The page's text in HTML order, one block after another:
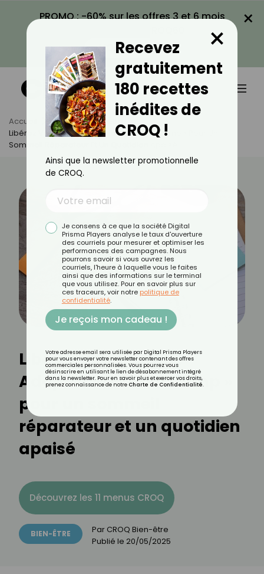
PROMO : -60% sur les offres 3 et 6 mois
VOIR LA PROMO
×
Accueil Actus
Bien-Être
Libérez Votre Esprit : Adoptez Le « Brain Dump » Pour Un
Sommeil Réparateur Et Un Quotidien Apaisé
Libérez votre esprit :
Adoptez le « brain dump »
pour un sommeil
réparateur et un quotidien
apaisé
Découvrez les 11 menus CROQ
BIEN-ÊTRE Par CROQ Bien-être
Publié le 20/05/2025
Recevez
gratuitement
180 recettes
inédites de
CROQ !
×
Ainsi que la newsletter promotionnelle
de CROQ.
Je consens à ce que la société Digital
Prisma Players analyse le taux d'ouverture
des courriels pour mesurer et optimiser les
performances des campagnes. Nous
pourrons savoir si vous ouvrez les
courriels, l'heure à laquelle vous le faites
ainsi que des informations sur le terminal
que vous utilisez. Pour en savoir plus sur
ces traceurs, voir notre politique de
confidentialité.
Je reçois mon cadeau !
Votre adresse email sera utilisée par Digital Prisma Players
pour vous envoyer votre newsletter contenant des offres
commerciales personnalisées. Vous pourrez vous
désinscrire en utilisant le lien de désabonnement intégré
dans la newsletter. Pour en savoir plus et exercer vos droits,
prenez connaissance de notre Charte de Confidentialité.